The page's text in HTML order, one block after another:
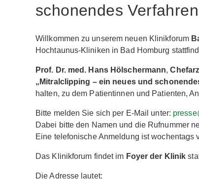
schonendes
Willkommen zu unserem neuen Klinikforum
Hochtaunus-Kliniken in Bad Homburg
Prof. Dr. med. Hans Hölschermann,
„Mitralclipping – ein neues und
halten, zu dem Patientinnen und Patienten,
Bitte melden Sie sich per E-Mail unter:
Dabei bitte den Namen und die Rufnummer
Eine telefonische Anmeldung ist wochentags
Das Klinikforum findet im Foyer der Klinik
Die Adresse lautet: